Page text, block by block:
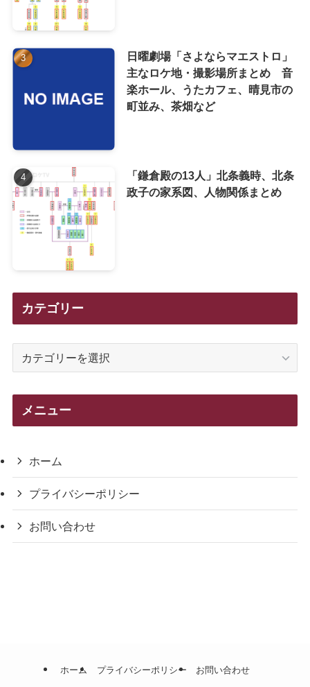
日曜劇場「さよならマエストロ」
主なロケ地・撮影場所まとめ 音
楽ホール、うたカフェ、晴見市の
町並み、茶畑など
「鎌倉殿の13人」北条義時、北条
政子の家系図、人物関係まとめ
カテゴリー
メニュー
ホーム
プライバシーポリシー
お問い合わせ
ホーム プライバシーポリシー お問い合わせ